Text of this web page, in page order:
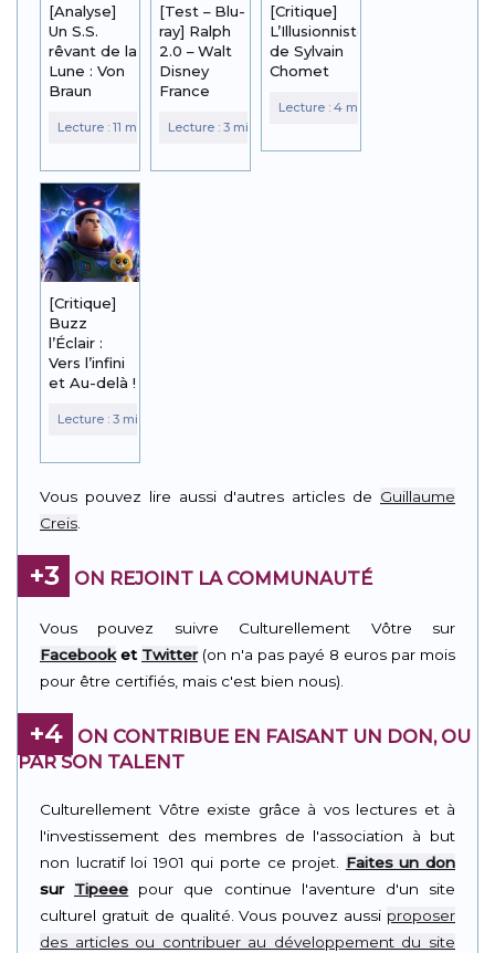
[Analyse]
Un S.S.
rêvant de la
Lune : Von
Braun
[Test – Blu-
ray] Ralph
2.0 – Walt
Disney
France
[Critique]
L’Illusionniste
de Sylvain
Chomet
[Critique]
Buzz
l’Éclair :
Vers l’infini
et Au-delà !
Vous pouvez lire aussi d'autres articles de Guillaume
Creis.
+3 ON REJOINT LA COMMUNAUTÉ
Vous pouvez suivre Culturellement Vôtre sur
Facebooket Twitter(on n'a pas payé 8 euros par mois
pour être certifiés, mais c'est bien nous).
+4
ON CONTRIBUE EN FAISANT UN DON, OU
PAR SON TALENT
Culturellement Vôtre existe grâce à vos lectures et à
l'investissement des membres de l'association à but
non lucratif loi 1901 qui porte ce projet. Faites un don
sur Tipeee pour que continue l'aventure d'un site
culturel gratuit de qualité. Vous pouvez aussi proposer
des articles ou contribuer au développement du site